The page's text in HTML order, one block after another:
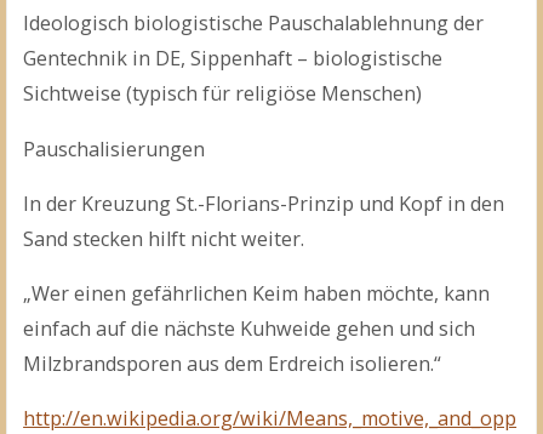
Ideologisch biologistische Pauschalablehnung der
Gentechnik in DE, Sippenhaft – biologistische
Sichtweise (typisch für religiöse Menschen)
Pauschalisierungen
In der Kreuzung St.-Florians-Prinzip und Kopf in den
Sand stecken hilft nicht weiter.
„Wer einen gefährlichen Keim haben möchte, kann
einfach auf die nächste Kuhweide gehen und sich
Milzbrandsporen aus dem Erdreich isolieren.“
http://en.wikipedia.org/wiki/Means,_motive,_and_opp